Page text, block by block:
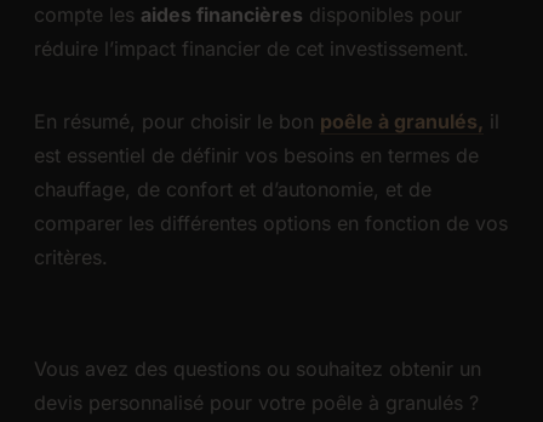
compte les aides financières disponibles pour
réduire l’impact financier de cet investissement.
En résumé, pour choisir le bon poêle à granulés, il
est essentiel de définir vos besoins en termes de
chauffage, de confort et d’autonomie, et de
comparer les différentes options en fonction de vos
critères.
Vous avez des questions ou souhaitez obtenir un
devis personnalisé pour votre poêle à granulés ?